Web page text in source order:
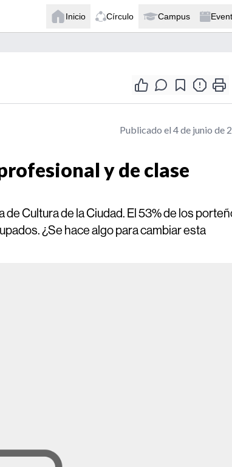
Inicio Círculo Campus
Publicado el 4 de junio de
y de clase
Cultura de la Ciudad. El 53% de los
¿Se hace algo para cambiar esta